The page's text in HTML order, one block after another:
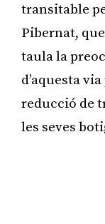
transitable
Pibernat,
taula la
d’aquesta
reducció de
les seves